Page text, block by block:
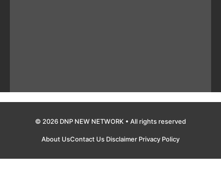
© 2026 DNP NEW NETWORK • All rights reserved
About UsContact Us Disclaimer Privacy Policy